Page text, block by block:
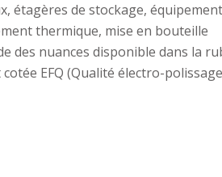
étagères de stockage,
thermique, mise en bouteille
nuances disponible dans la
EFQ (Qualité électro-